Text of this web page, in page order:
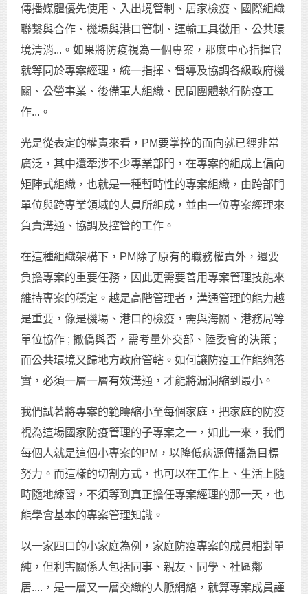
傳播媒體優先使用、入出境管制、居家檢疫、國際組織
聯繫與合作、機場與港口管制、運輸工具徵用、公共環
境清消...。如果將防疫視為一個專案，那麼中心指揮官
就等同於專案經理，統一指揮、督導及協調各級政府機
關、公營事業、後備軍人組織、民間團體執行防疫工
作...。
光是從表定的權責來看，PM要掌控的面向就已經非常
廣泛，其中還牽涉不少專業部門，在專案的組成上偏向
矩陣式組織，也就是一種暫時性的專案組織，由跨部門
單位與跨專業領域的人員所組成，並由一位專案經理來
負責溝通、協調及控管的工作。
在這種組織架構下，PM除了原有的職務權責外，還要
負擔專案的重要任務，因此更需要善用專案管理技能來
維持專案的穩定。越是高階管理者，溝通管理的能力越
是重要，像是機場、港口的檢疫，需與海關、港務局等
單位協作 ; 撤僑與否，需考量外交部、陸委會的決策 ;
而公共環境又歸地方政府管轄。如何讓防疫工作能夠落
實，必須一層一層有效溝通，才能將漏洞縮到最小。
我們試著將專案的範疇縮小至每個家庭，把家庭的防疫
視為這場國家防疫管理的子專案之一，如此一來，我們
每個人就是這個小專案的PM，以降低病源傳播為目標
努力。而這樣的切割方式，也可以在工作上、生活上隨
時隨地練習，不須等到真正擔任專案經理的那一天，也
能學會基本的專案管理知識。
以一家四口的小家庭為例，家庭防疫專案的成員相對單
純，但利害關係人包括同事、親友、同學、社區鄰
居....，是一層又一層交織的人脈網絡，就算專案成員謹